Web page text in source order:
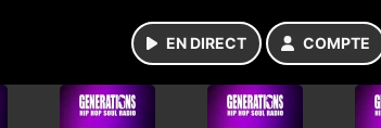
EN DIRECT COMPTE